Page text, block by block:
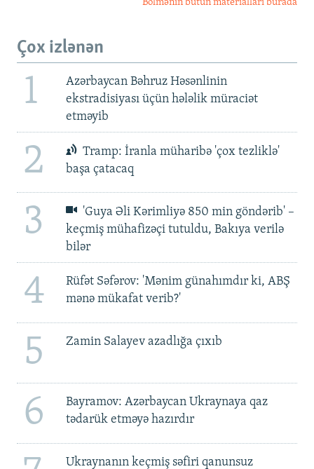
Bölmənin bütün materialları burada
Çox izlənən
1
Azərbaycan Bəhruz Həsənlinin
ekstradisiyası üçün hələlik müraciət
etməyib
2
Tramp: İranla müharibə 'çox tezliklə'
başa çatacaq
3
'Guya Əli Kərimliyə 850 min göndərib' –
keçmiş mühafizəçi tutuldu, Bakıya verilə
bilər
4
Rüfət Səfərov: 'Mənim günahımdır ki, ABŞ
mənə mükafat verib?'
5 Zamin Salayev azadlığa çıxıb
6
Bayramov: Azərbaycan Ukraynaya qaz
tədarük etməyə hazırdır
Ukraynanın keçmiş səfiri qanunsuz